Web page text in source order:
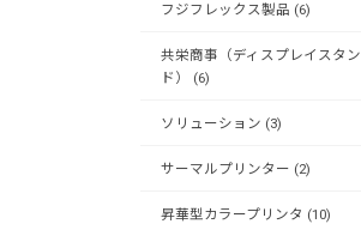
フジフレックス製品 (6)
共栄商事（ディスプレイスタン
ド） (6)
ソリューション (3)
サーマルプリンター (2)
昇華型カラープリンタ (10)